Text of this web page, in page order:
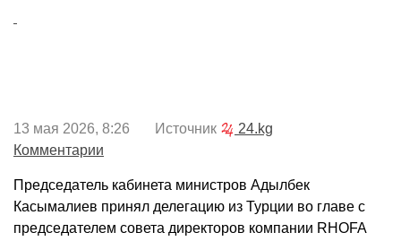
13 мая 2026, 8:26 Источник
24.kg
Комментарии
Председатель кабинета министров Адылбек
Касымалиев принял делегацию из Турции во главе с
председателем совета директоров компании RHOFA